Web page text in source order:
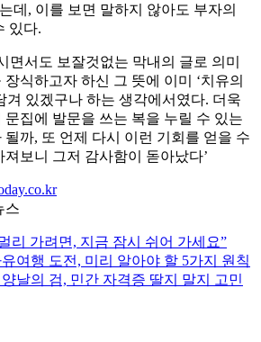
데, 이를 보면 말하지 않아도 부자의
있다.
면서도 보잘것없는 막내의 글로 의미
식하고자 하신 그 뜻에 이미 ‘치유의
겨 있겠구나 하는 생각에서였다. 더욱
집에 발문을 쓰는 복을 누릴 수 있는
까, 또 언제 다시 이런 기회를 얻을 수
보니 그저 감사함이 돋아났다’
스
리 가려면, 지금 잠시 쉬어 가세요”
여행 도전, 미리 알아야 할 5가지 원칙
날의 검, 민간 자격증 딸지 말지 고민